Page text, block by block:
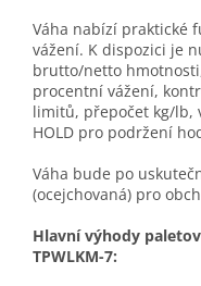
Váha nabízí praktické
vážení. K dispozici je
brutto/netto
procentní vážení,
limitů, přepočet kg/lb,
HOLD pro podržení
Váha bude po
(ocejchovaná) pro
Hlavní výhody
TPWLKM-7: